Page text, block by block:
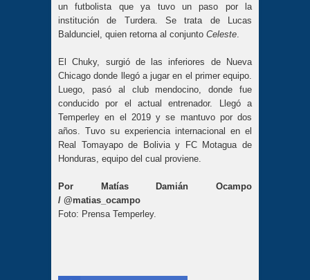
un futbolista que ya tuvo un paso por la
institución de Turdera. Se trata de Lucas
Baldunciel, quien retorna al conjunto Celeste
El Chuky, surgió de las inferiores de Nueva
Chicago donde llegó a jugar en el primer equipo.
Luego, pasó al club mendocino, donde fue
conducido por el actual entrenador. Llegó a
Temperley en el 2019 y se mantuvo por dos
años. Tuvo su experiencia internacional en el
Real Tomayapo de Bolivia y FC Motagua de
Honduras, equipo del cual proviene.
Por Matías Damián Ocampo
/ @matias_ocampo
Foto: Prensa Temperley.